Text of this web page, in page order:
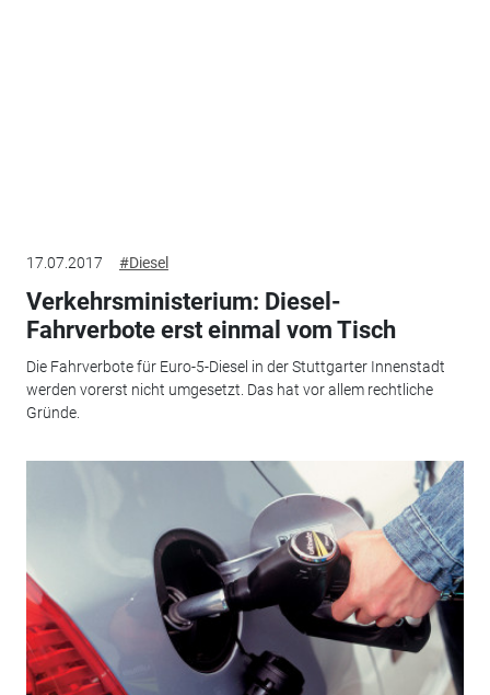
17.07.2017 #Diesel
Verkehrsministerium: Diesel-
Fahrverbote erst einmal vom Tisch
Die Fahrverbote für Euro-5-Diesel in der Stuttgarter Innenstadt
werden vorerst nicht umgesetzt. Das hat vor allem rechtliche
Gründe.